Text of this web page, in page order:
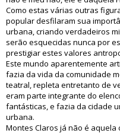
Como estas várias outras
popular desfilaram sua
urbana, criando verdadeiros
serão esquecidas nunca por
prestigiar estes valores
Este mundo aparentemente
fazia da vida da comunidade
teatral, repleta entretanto de
eram parte integrante do
fantásticas, e fazia da cidade
urbana.
Montes Claros já não é